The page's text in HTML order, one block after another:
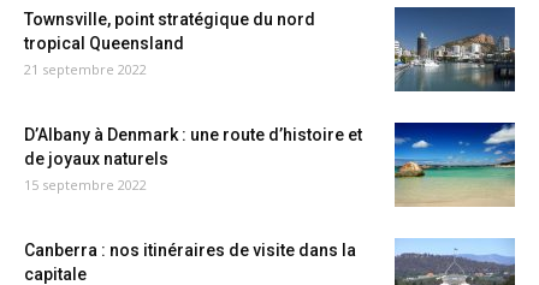
Townsville, point stratégique du nord
tropical Queensland
21 septembre 2022
D’Albany à Denmark : une route d’histoire et
de joyaux naturels
15 septembre 2022
Canberra : nos itinéraires de visite dans la
capitale